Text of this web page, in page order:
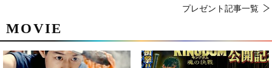
MOVIE
プレゼント記事一覧